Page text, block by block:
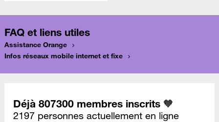
FAQ et liens utiles
Assistance Orange
Infos réseaux mobile internet et fixe
Déjà 807300 membres inscrits 🧡
2197 personnes actuellement en ligne